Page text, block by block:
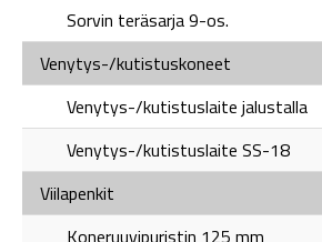
Sorvin teräsarja 9-os.
Venytys-/kutistuskoneet
Venytys-/kutistuslaite jalustalla
Venytys-/kutistuslaite SS-18
Viilapenkit
Koneruuvipuristin 125 mm